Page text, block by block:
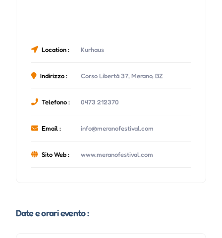
Location : Kurhaus
Indirizzo : Corso Libertà 37, Merano, BZ
Telefono : 0473 212370
Email : info@meranofestival.com
Sito Web : www.meranofestival.com
Date e orari evento :